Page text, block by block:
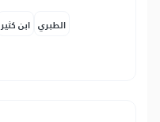
ابن كثير الطبري